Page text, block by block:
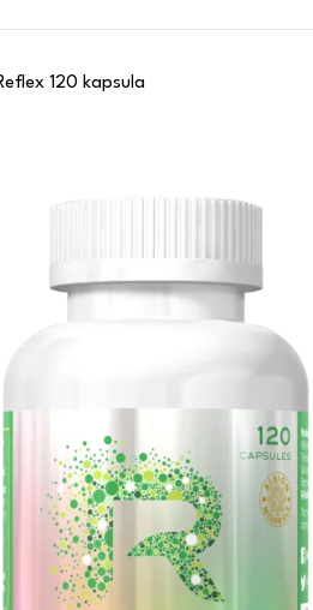
120 kapsula